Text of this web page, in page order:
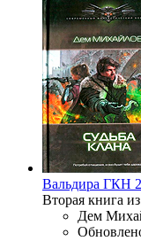
Вальдира ГКН 2
Вторая книга
Дем